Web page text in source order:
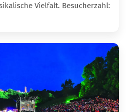
Vielfalt. Besucherzahl: